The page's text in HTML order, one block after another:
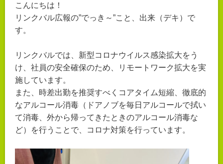
こんにちは！
リンクバル広報の”でっき～”こと、出来（デキ）で
す。
リンクバルでは、新型コロナウイルス感染拡大をう
け、社員の安全確保のため、リモートワーク拡大を実
施しています。
また、時差出勤を推奨すべくコアタイム短縮、徹底的
なアルコール消毒（ドアノブを毎日アルコールで拭い
て消毒、外から帰ってきたときのアルコール消毒な
ど）を行うことで、コロナ対策を行っています。